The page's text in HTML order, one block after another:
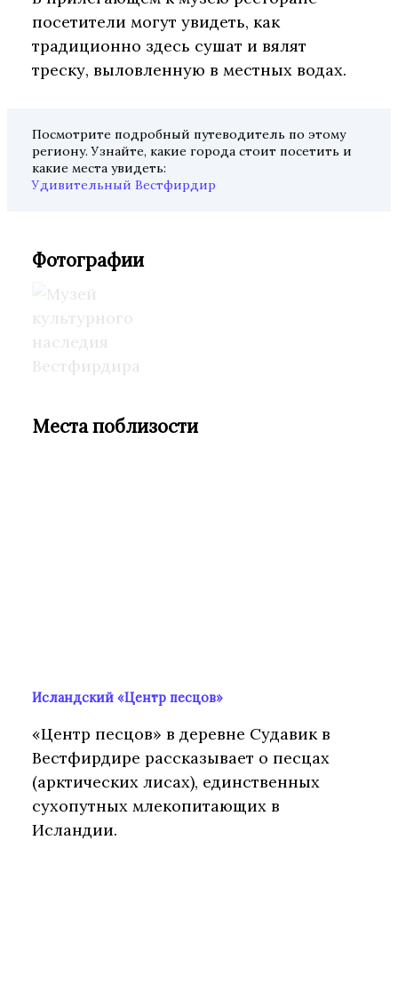
посетители могут увидеть, как
традиционно здесь сушат и вялят
треску, выловленную в местных водах.
Посмотрите подробный путеводитель по этому
региону. Узнайте, какие города стоит посетить и
какие места увидеть:
Удивительный Вестфирдир
Фотографии
Места поблизости
Исландский «Центр песцов»
«Центр песцов» в деревне Судавик в
Вестфирдире рассказывает о песцах
(арктических лисах), единственных
сухопутных млекопитающих в
Исландии.